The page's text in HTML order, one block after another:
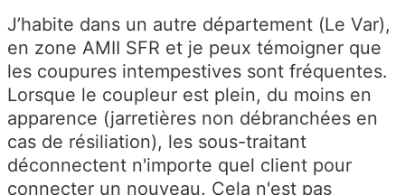
J’habite dans un autre département (Le Var),
en zone AMII SFR et je peux témoigner que
les coupures intempestives sont fréquentes.
Lorsque le coupleur est plein, du moins en
apparence (jarretières non débranchées en
cas de résiliation), les sous-traitant
déconnectent n'importe quel client pour
connecter un nouveau. Cela n'est pas